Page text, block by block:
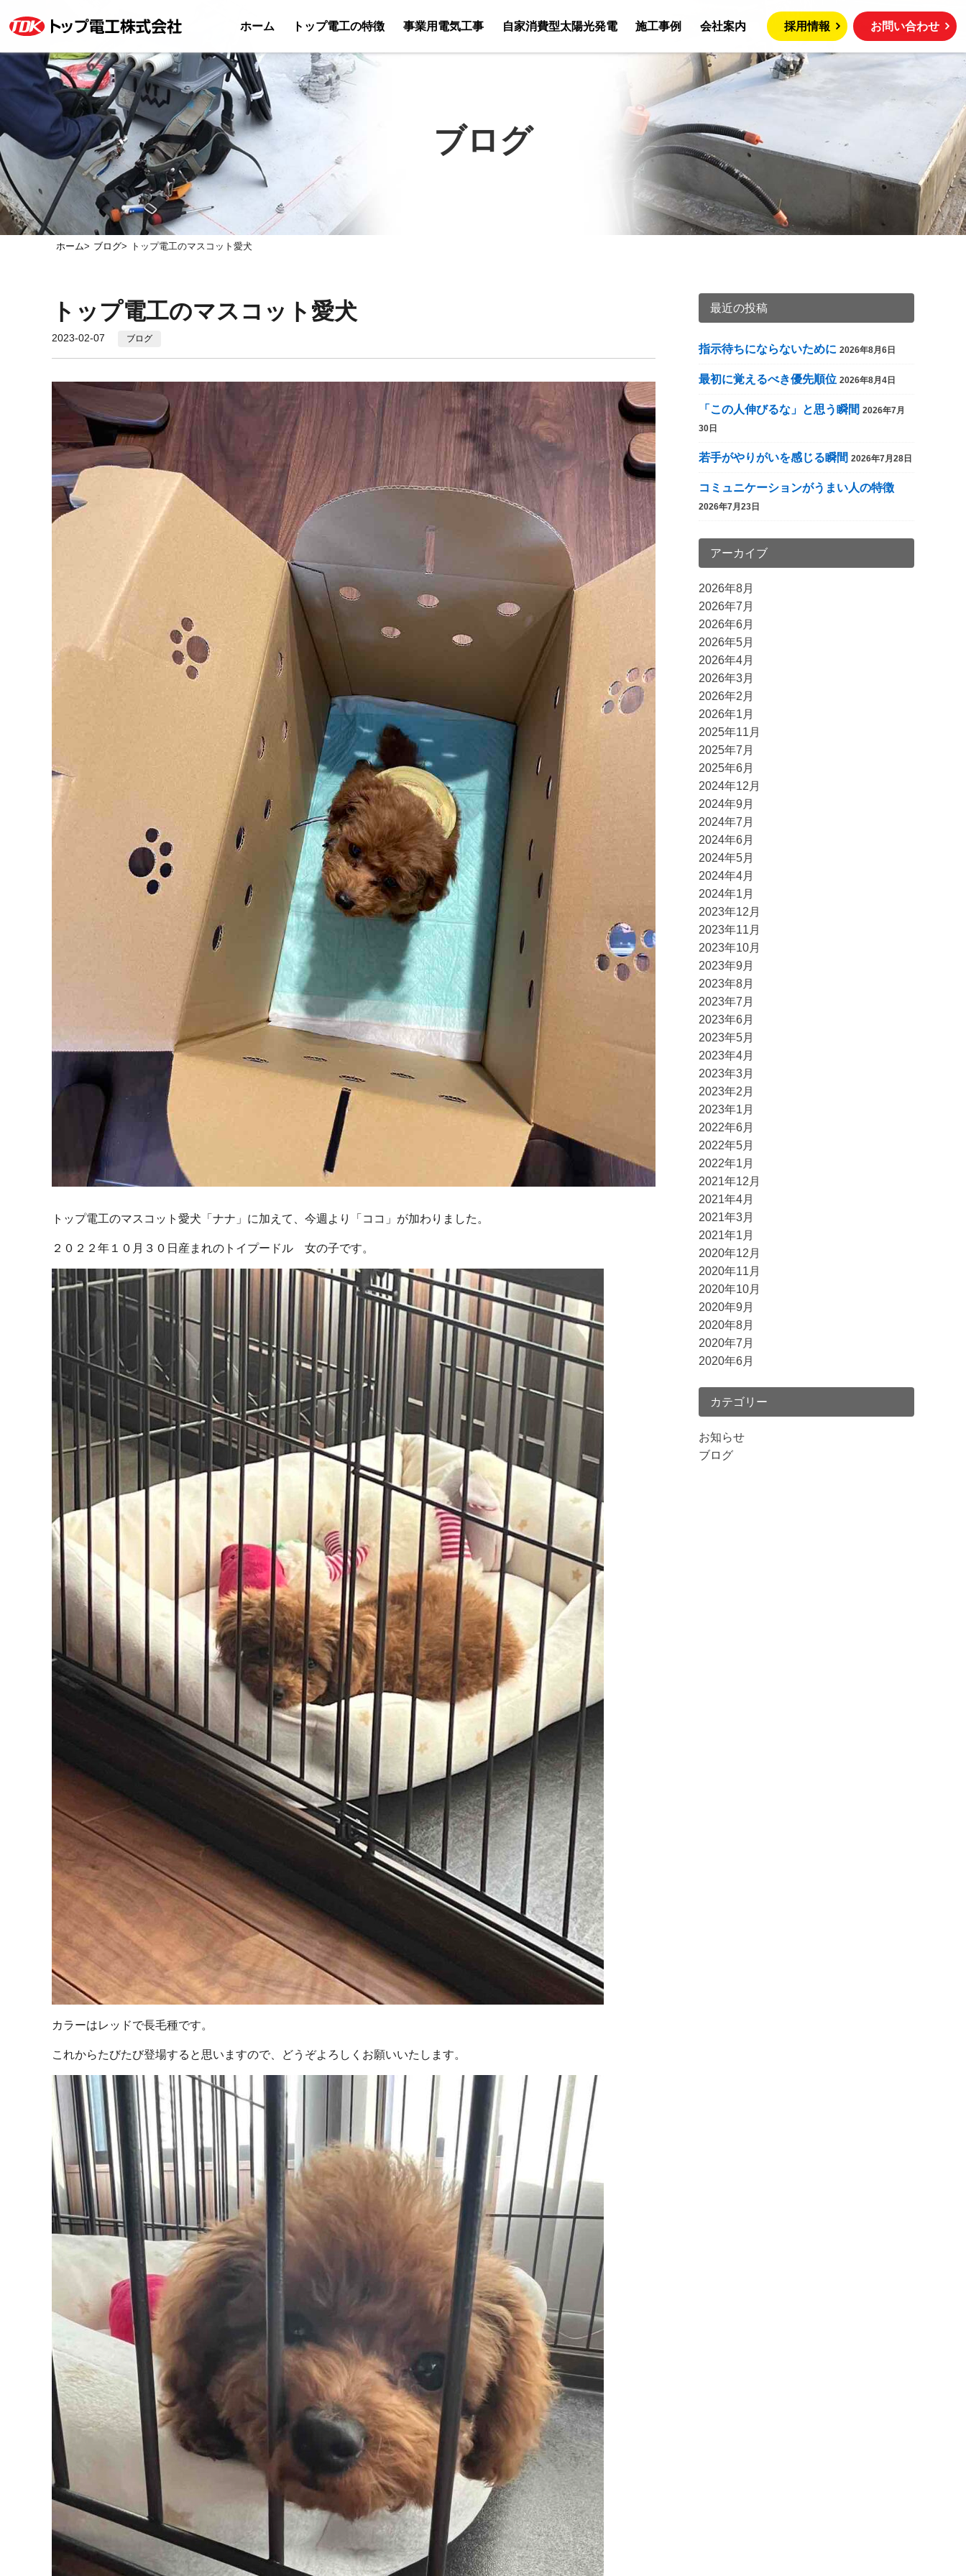
ホーム トップ電工の特徴 事業用電気工事 自家消費型太陽光発電 施工事例 会社案内 採用情報 お問い合わせ
ブログ
ホーム ブログ トップ電工のマスコット愛犬
トップ電工のマスコット愛犬
2023-02-07 ブログ
トップ電工のマスコット愛犬「ナナ」に加えて、今週より「ココ」が加わりました。
２０２２年１０月３０日産まれのトイプードル 女の子です。
カラーはレッドで長毛種です。
これからたびたび登場すると思いますので、どうぞよろしくお願いいたします。
最近の投稿
指示待ちにならないために 2026年8月6日
最初に覚えるべき優先順位 2026年8月4日
「この人伸びるな」と思う瞬間 2026年7月
30日
若手がやりがいを感じる瞬間 2026年7月28日
コミュニケーションがうまい人の特徴
2026年7月23日
アーカイブ
2026年8月
2026年7月
2026年6月
2026年5月
2026年4月
2026年3月
2026年2月
2026年1月
2025年11月
2025年7月
2025年6月
2024年12月
2024年9月
2024年7月
2024年6月
2024年5月
2024年4月
2024年1月
2023年12月
2023年11月
2023年10月
2023年9月
2023年8月
2023年7月
2023年6月
2023年5月
2023年4月
2023年3月
2023年2月
2023年1月
2022年6月
2022年5月
2022年1月
2021年12月
2021年4月
2021年3月
2021年1月
2020年12月
2020年11月
2020年10月
2020年9月
2020年8月
2020年7月
2020年6月
カテゴリー
お知らせ
ブログ